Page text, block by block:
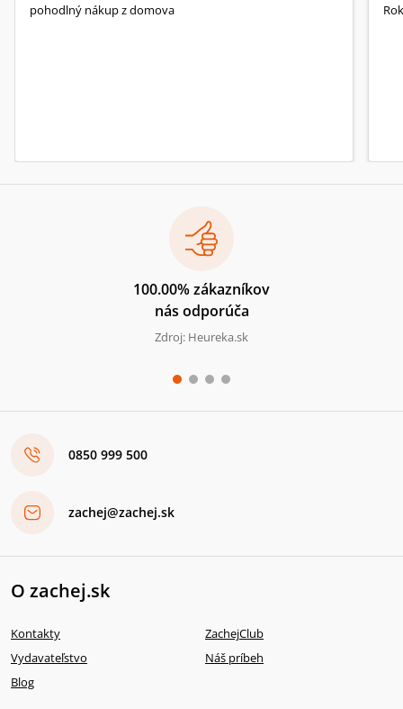
pohodlný nákup z domova
100.00% zákazníkov
nás odporúča
Zdroj: Heureka.sk
0850 999 500
zachej@zachej.sk
O zachej.sk
Kontakty
ZachejClub
Vydavateľstvo
Náš príbeh
Blog